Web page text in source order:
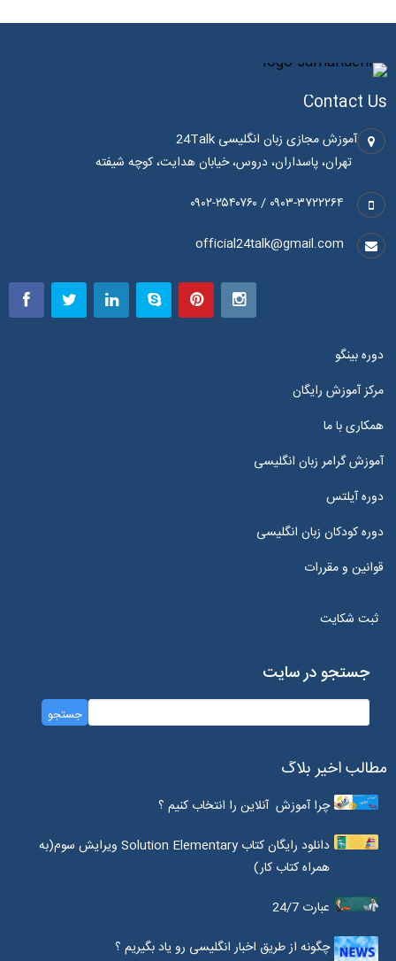
Contact Us
آموزش مجازی زبان انگلیسی 24Talk
تهران، پاسداران، دروس، خیابان هدایت، کوچه شیفته
۰۹۰۳-۳۷۲۲۲۶۴ / ۰۹۰۲-۲۵۴۰۷۶۰
official24talk@gmail.com
دوره بینگو
مرکز آموزش رایگان
همکاری با ما
آموزش گرامر زبان انگلیسی
دوره آیلتس
دوره کودکان زبان انگلیسی
قوانین و مقررات
ثبت شکایت
جستجو در سایت
مطالب اخیر بلاگ
چرا آموزش آنلاین را انتخاب کنیم ؟
دانلود رایگان کتاب Solution Elementary ویرایش سوم(به
همراه کتاب کار)
عبارت 24/7
چگونه از طریق اخبار انگلیسی رو یاد بگیریم ؟